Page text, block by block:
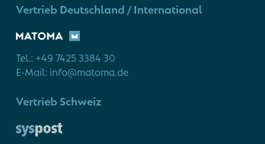
Vertrieb Deutschland / International
Tel.: +49 7425 3384 30
E-Mail: info@matoma.de
Vertrieb Schweiz